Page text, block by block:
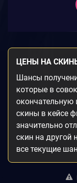
ЦЕНЫ НА
Шансы
которые в
окончательную
скины в кейсе
значительно
скин на другой
все текущие